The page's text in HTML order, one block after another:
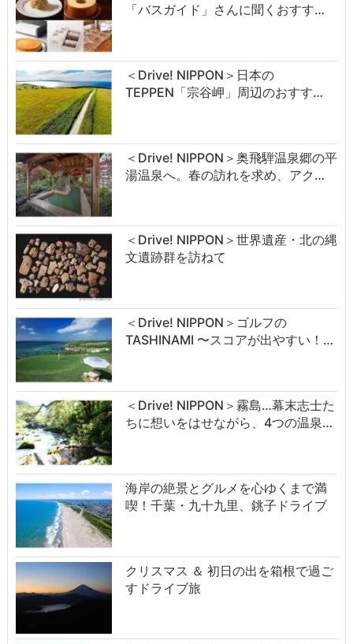
「バスガイド」さんに聞くおすす…
＜Drive! NIPPON＞日本の
TEPPEN「宗谷岬」周辺のおすす…
＜Drive! NIPPON＞奥飛騨温泉郷の平
湯温泉へ。春の訪れを求め、アク…
＜Drive! NIPPON＞世界遺産・北の縄
文遺跡群を訪ねて
＜Drive! NIPPON＞ゴルフの
TASHINAMI 〜スコアが出やすい！…
＜Drive! NIPPON＞霧島…幕末志士た
ちに想いをはせながら、4つの温泉…
海岸の絶景とグルメを心ゆくまで満
喫！千葉・九十九里、銚子ドライブ
クリスマス ＆ 初日の出を箱根で過ご
すドライブ旅